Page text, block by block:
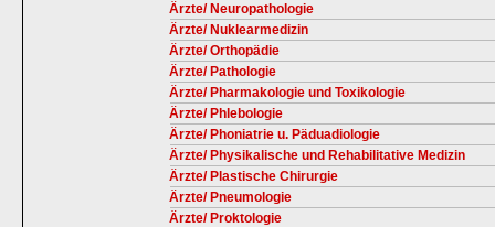
Ärzte/ Neuropathologie
Ärzte/ Nuklearmedizin
Ärzte/ Orthopädie
Ärzte/ Pathologie
Ärzte/ Pharmakologie und Toxikologie
Ärzte/ Phlebologie
Ärzte/ Phoniatrie u. Päduadiologie
Ärzte/ Physikalische und Rehabilitative Medizin
Ärzte/ Plastische Chirurgie
Ärzte/ Pneumologie
Ärzte/ Proktologie